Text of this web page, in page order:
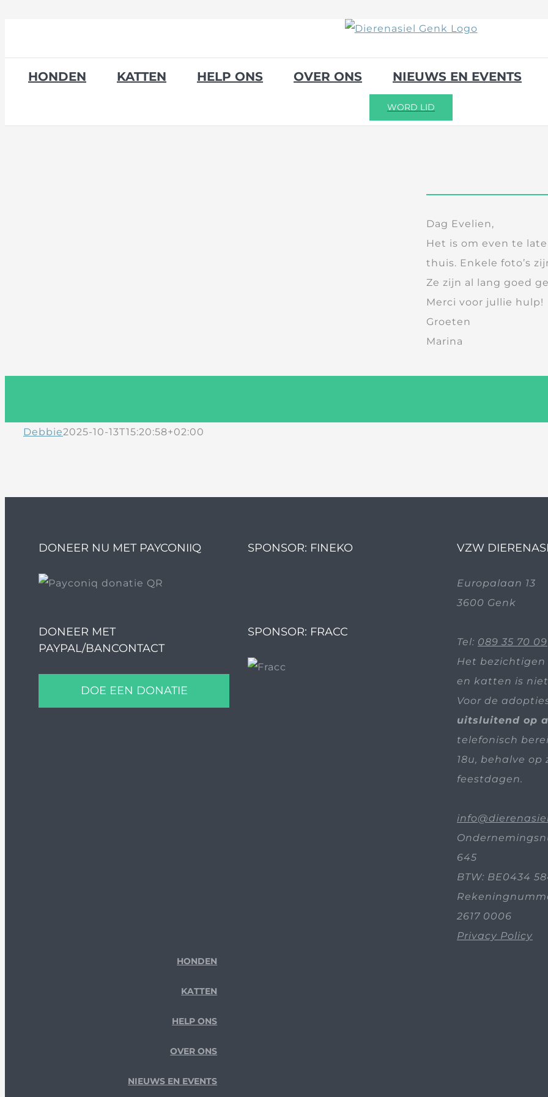
HONDEN KATTEN HELP ONS OVER ONS NIEUWS EN EVENTS
WORD LID
Dag Evelien,
Het is om even te
thuis. Enkele foto’s
Ze zijn al lang goed
Merci voor jullie hulp!
Groeten
Marina
Debbie2025-10-13T15:20:58+02:00
DONEER NU MET PAYCONIIQ
DONEER MET
PAYPAL/BANCONTACT
DOE EEN DONATIE
SPONSOR: FINEKO
SPONSOR: FRACC
VZW
Europalaan 13
3600 Genk
Tel: 089 35 70 09
Het
en katten is
Voor de
uitsluitend op
telefonisch
18u, behalve op
feestdagen.
645
BTW: BE0434
2617 0006
Privacy Policy
HONDEN
KATTEN
HELP ONS
OVER ONS
NIEUWS EN EVENTS